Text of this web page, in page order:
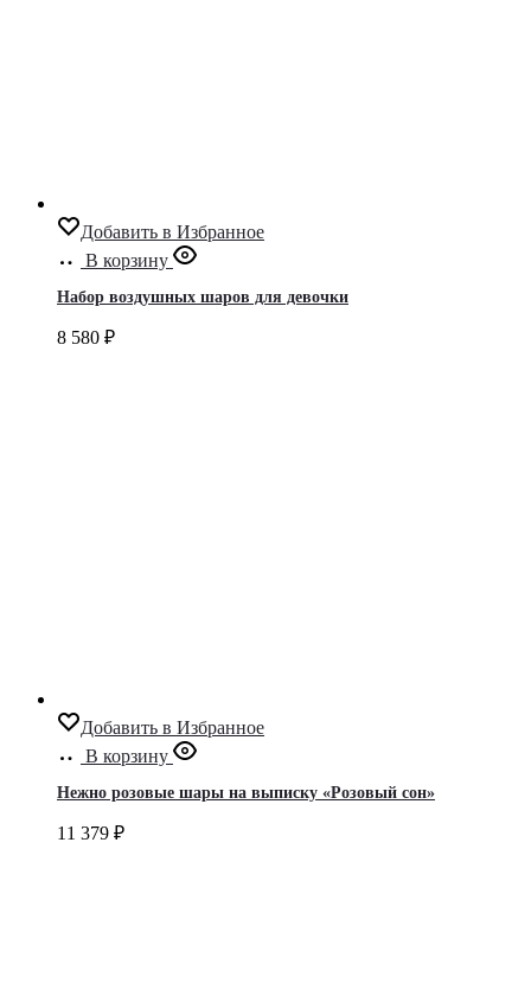
Добавить в Избранное
В корзину
Набор воздушных шаров для девочки
8 580 ₽
Добавить в Избранное
В корзину
Нежно розовые шары на выписку «Розовый сон»
11 379 ₽